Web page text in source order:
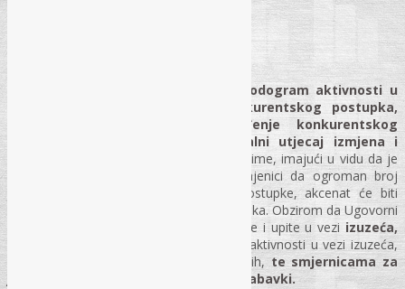
hodogram aktivnosti u
vezi provođenja otvorenog i konkurentskog postupka,
najvažnije napomene za provođenje konkurentskog
zahtjeva, kao i izuzeća, i eventualni utjecaj izmjena i
Naime, imajući u vidu da je
riječ o redovnim postupcima, kao i činjenici da ogroman broj
javnih nabavki se realizira kroz ove postupke, akcenat će biti
stavljen na provođenju ove vrste postupaka. Obzirom da Ugovorni
organi i dalje u praksi imaju velike dileme i upite u vezi izuzeća,
ovaj modul će se završiti hodogramom aktivnosti u vezi izuzeća,
obavezama Ugovornih organa u vezi istih,te smjernicama za
jednostavnije i efikasnije postupke nabavki.